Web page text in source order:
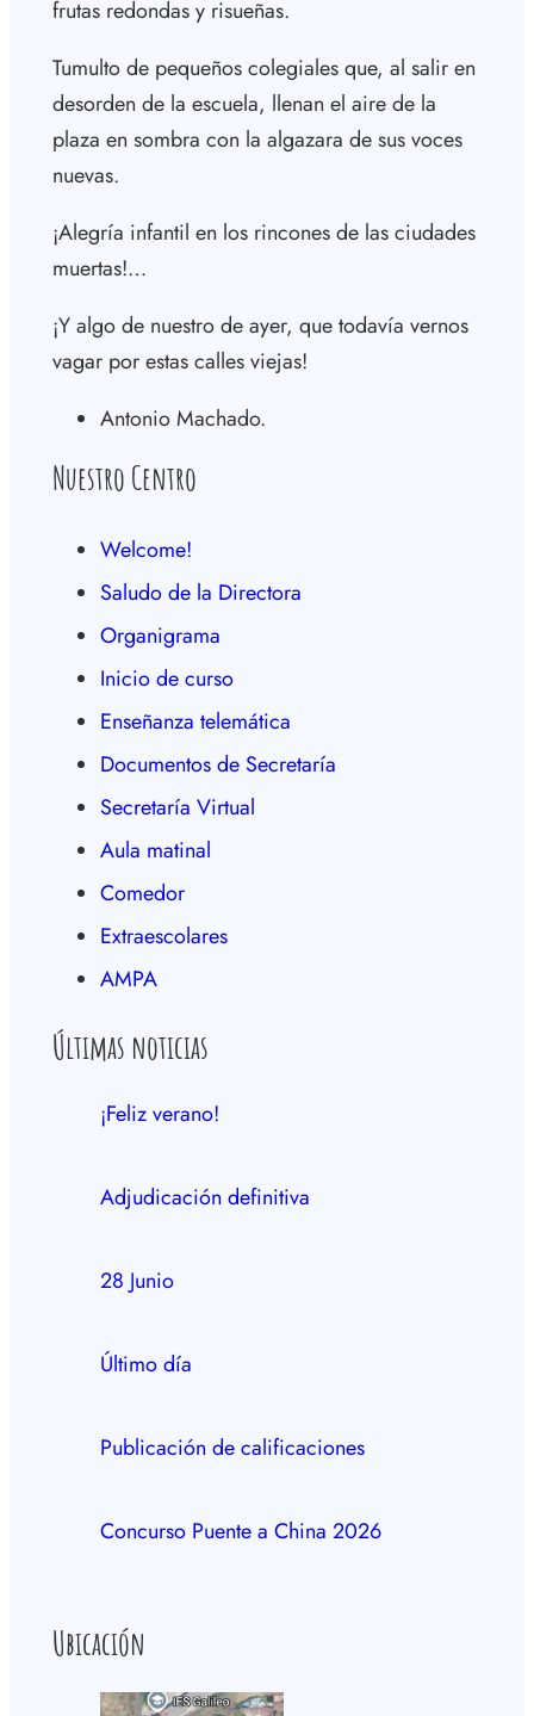
frutas redondas y risueñas.
Tumulto de pequeños colegiales que, al salir en
desorden de la escuela, llenan el aire de la
plaza en sombra con la algazara de sus voces
nuevas.
¡Alegría infantil en los rincones de las ciudades
muertas!…
¡Y algo de nuestro de ayer, que todavía vernos
vagar por estas calles viejas!
Antonio Machado.
Nuestro Centro
Welcome!
Saludo de la Directora
Organigrama
Inicio de curso
Enseñanza telemática
Documentos de Secretaría
Secretaría Virtual
Aula matinal
Comedor
Extraescolares
AMPA
Últimas noticias
¡Feliz verano!
Adjudicación definitiva
28 Junio
Último día
Publicación de calificaciones
Concurso Puente a China 2026
Ubicación